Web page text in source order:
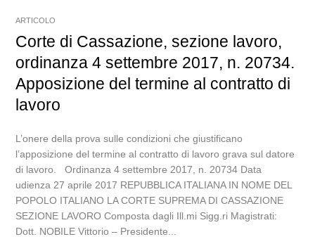
ARTICOLO
Corte di Cassazione, sezione lavoro,
ordinanza 4 settembre 2017, n. 20734.
Apposizione del termine al contratto di
lavoro
L’onere della prova sulle condizioni che giustificano
l’apposizione del termine al contratto di lavoro grava sul datore
di lavoro. Ordinanza 4 settembre 2017, n. 20734 Data
udienza 27 aprile 2017 REPUBBLICA ITALIANA IN NOME DEL
POPOLO ITALIANO LA CORTE SUPREMA DI CASSAZIONE
SEZIONE LAVORO Composta dagli Ill.mi Sigg.ri Magistrati:
Dott. NOBILE Vittorio – Presidente...